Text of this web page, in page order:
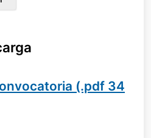
(.pdf 34